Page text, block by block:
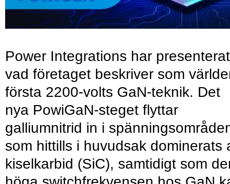
Power Integrations har presenterat
vad företaget beskriver som
första 2200-volts GaN-teknik. Det
nya PowiGaN-steget flyttar
galliumnitrid in i
som hittills i huvudsak dominerats
kiselkarbid (SiC), samtidigt som